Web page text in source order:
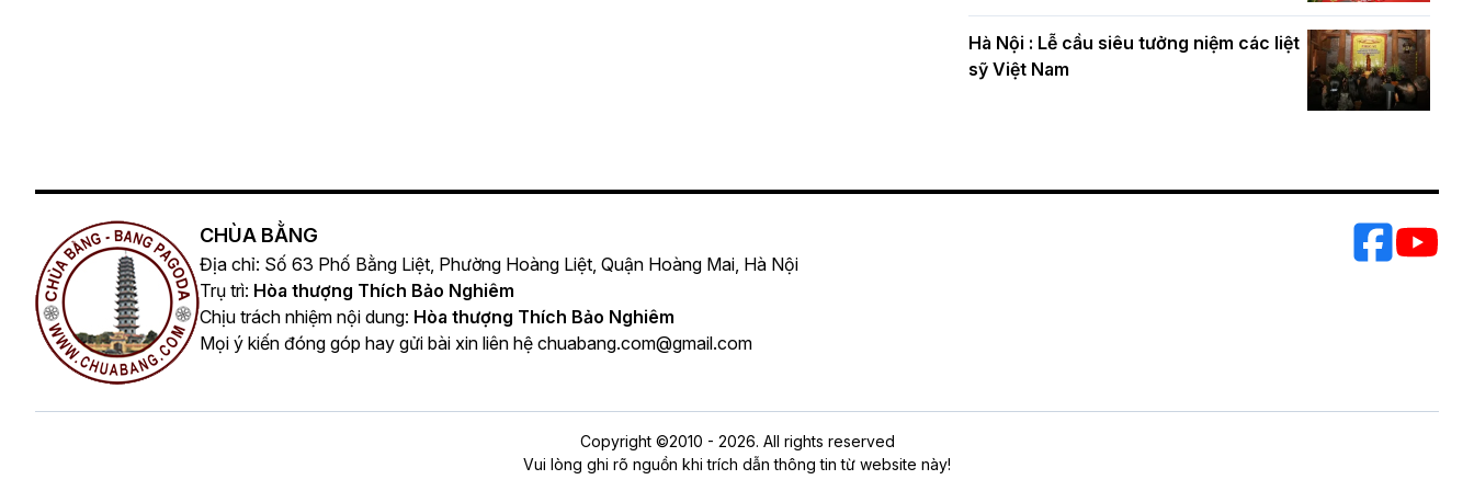
Hà Nội : Lễ cầu siêu tưởng niệm các liệt
sỹ Việt Nam
CHÙA BẰNG
Địa chỉ: Số 63 Phố Bằng Liệt, Phường Hoàng Liệt, Quận Hoàng Mai, Hà Nội
Trụ trì: Hòa thượng Thích Bảo Nghiêm
Chịu trách nhiệm nội dung: Hòa thượng Thích Bảo Nghiêm
Mọi ý kiến đóng góp hay gửi bài xin liên hệ chuabang.com@gmail.com
Copyright ©2010 - 2026. All rights reserved
Vui lòng ghi rõ nguồn khi trích dẫn thông tin từ website này!